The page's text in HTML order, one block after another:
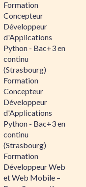
Formation
Concepteur
Développeur
d'Applications
Python - Bac+3 en
continu
(Strasbourg)
Formation
Concepteur
Développeur
d'Applications
Python - Bac+3 en
continu
(Strasbourg)
Formation
Développeur Web
et Web Mobile –